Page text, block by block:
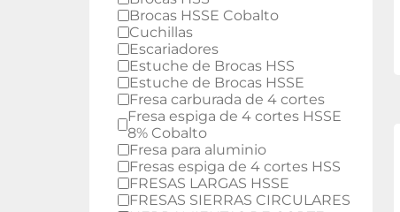
Brocas HSSE Cobalto
Cuchillas
Escariadores
Estuche de Brocas HSS
Estuche de Brocas HSSE
Fresa carburada de 4 cortes
Fresa espiga de 4 cortes HSSE
8% Cobalto
Fresa para aluminio
Fresas espiga de 4 cortes HSS
FRESAS LARGAS HSSE
FRESAS SIERRAS CIRCULARES